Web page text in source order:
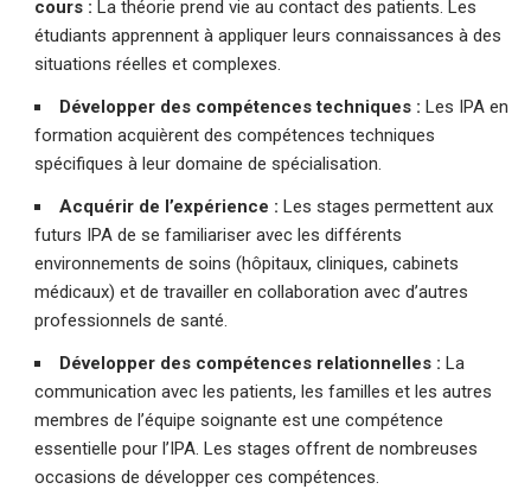
cours : La théorie prend vie au contact des patients. Les
étudiants apprennent à appliquer leurs connaissances à des
situations réelles et complexes.
Développer des compétences techniques : Les IPA en
formation acquièrent des compétences techniques
spécifiques à leur domaine de spécialisation.
Acquérir de l’expérience : Les stages permettent aux
futurs IPA de se familiariser avec les différents
environnements de soins (hôpitaux, cliniques, cabinets
médicaux) et de travailler en collaboration avec d’autres
professionnels de santé.
Développer des compétences relationnelles : La
communication avec les patients, les familles et les autres
membres de l’équipe soignante est une compétence
essentielle pour l’IPA. Les stages offrent de nombreuses
occasions de développer ces compétences.